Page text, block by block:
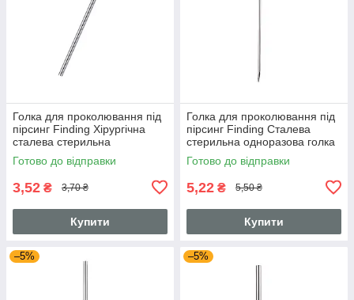
Голка для проколювання під
пірсинг Finding Хірургічна
сталева стерильна
одноразова голка 17G
Сталистий 1.1 мм
Готово до відправки
3,52 ₴ 3,70 ₴
Купити
Голка для проколювання під
пірсинг Finding Сталева
стерильна одноразова голка
20G Сталистий 0.8 мм
Готово до відправки
5,22 ₴ 5,50 ₴
Купити
–5% –5%